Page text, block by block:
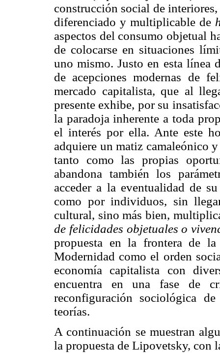
construcción social de
diferenciado y multiplicable de
aspectos del consumo objetual
de colocarse en situaciones
uno mismo. Justo en esta línea
de acepciones modernas de
mercado capitalista, que al
presente exhibe, por su
la paradoja inherente a toda
el interés por ella. Ante este
adquiere un matiz camaleónico
tanto como las propias
abandona también los
acceder a la eventualidad de
como por individuos, sin
cultural, sino más bien,
de felicidades objetuales o
propuesta en la frontera de
Modernidad como el orden
economía capitalista con
encuentra en una fase de
reconfiguración sociológica
teorías.
A continuación se muestran
la propuesta de Lipovetsky, con